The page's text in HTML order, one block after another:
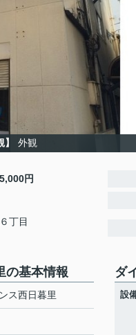
】 外観
5,000円
６丁目
の基本情報
ス西日暮里
ダ
設